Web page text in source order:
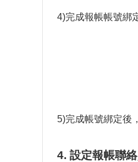
4)完成報帳帳號綁
5)完成帳號綁定後
4. 設定報帳聯